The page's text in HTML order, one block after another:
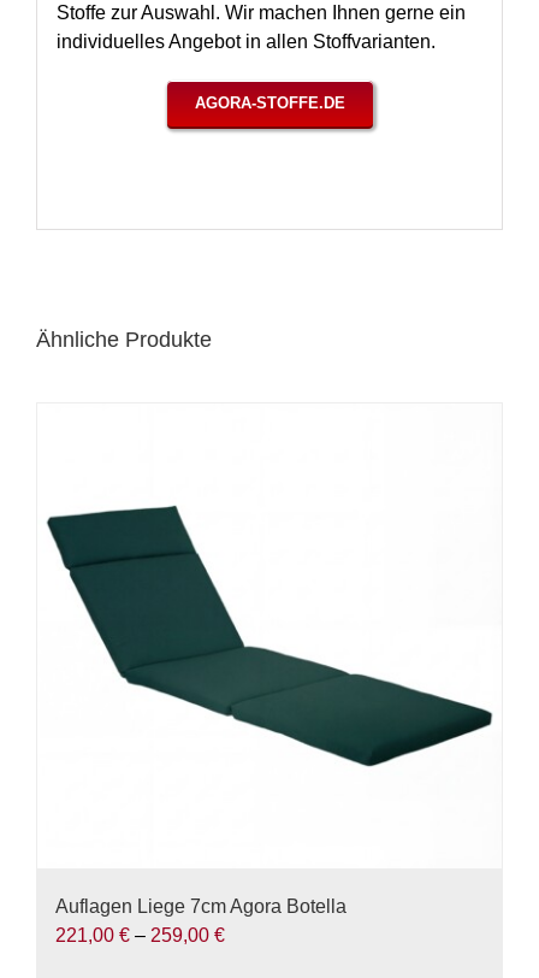
Stoffe zur Auswahl. Wir machen Ihnen gerne ein
individuelles Angebot in allen Stoffvarianten.
AGORA-STOFFE.DE
Ähnliche Produkte
Auflagen Liege 7cm Agora Botella
221,00 € – 259,00 €